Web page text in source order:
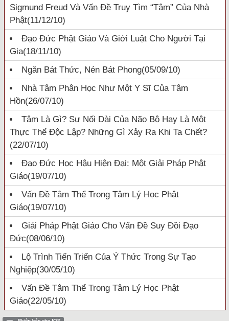
Sigmund Freud Và Vấn Đề Truy Tìm “Tâm” Của Nhà
Phật(11/12/10)
Đạo Đức Phật Giáo Và Giới Luật Cho Người Tại
Gia(18/11/10)
Ngăn Bát Thức, Nén Bát Phong(05/09/10)
Nhà Tâm Phân Học Như Một Y Sĩ Của Tâm
Hồn(26/07/10)
Tâm Là Gì? Sự Nối Dài Của Não Bộ Hay Là Một
Thực Thể Độc Lập? Những Gì Xảy Ra Khi Ta Chết?
(22/07/10)
Đạo Đức Học Hậu Hiện Đại: Một Giải Pháp Phật
Giáo(19/07/10)
Vấn Đề Tâm Thể Trong Tâm Lý Học Phật
Giáo(19/07/10)
Giải Pháp Phật Giáo Cho Vấn Đề Suy Đồi Đạo
Đức(08/06/10)
Lộ Trình Tiến Triển Của Ý Thức Trong Sự Tạo
Nghiệp(30/05/10)
Vấn Đề Tâm Thể Trong Tâm Lý Học Phật
Giáo(22/05/10)